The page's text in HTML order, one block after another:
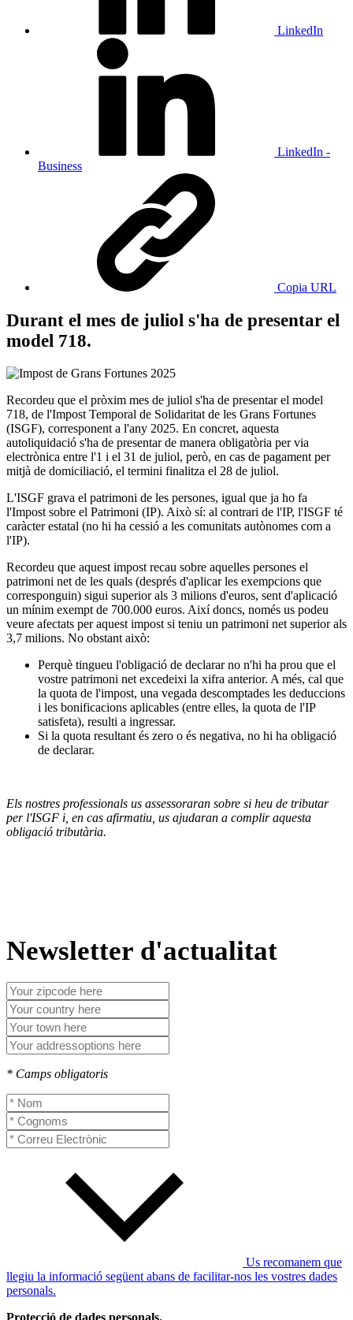
LinkedIn
LinkedIn -
Business
Copia URL
Durant el mes de juliol s'ha de presentar el
model 718.
Recordeu que el pròxim mes de juliol s'ha de presentar el model
718, de l'Impost Temporal de Solidaritat de les Grans Fortunes
(ISGF), corresponent a l'any 2025. En concret, aquesta
autoliquidació s'ha de presentar de manera obligatòria per via
electrònica entre l'1 i el 31 de juliol, però, en cas de pagament per
mitjà de domiciliació, el termini finalitza el 28 de juliol.
L'ISGF grava el patrimoni de les persones, igual que ja ho fa
l'Impost sobre el Patrimoni (IP). Això sí: al contrari de l'IP, l'ISGF té
caràcter estatal (no hi ha cessió a les comunitats autònomes com a
l'IP).
Recordeu que aquest impost recau sobre aquelles persones el
patrimoni net de les quals (després d'aplicar les exempcions que
corresponguin) sigui superior als 3 milions d'euros, sent d'aplicació
un mínim exempt de 700.000 euros. Així doncs, només us podeu
veure afectats per aquest impost si teniu un patrimoni net superior als
3,7 milions. No obstant això:
Perquè tingueu l'obligació de declarar no n'hi ha prou que el
vostre patrimoni net excedeixi la xifra anterior. A més, cal que
la quota de l'impost, una vegada descomptades les deduccions
i les bonificacions aplicables (entre elles, la quota de l'IP
satisfeta), resulti a ingressar.
Si la quota resultant és zero o és negativa, no hi ha obligació
de declarar.
Els nostres professionals us assessoraran sobre si heu de tributar
per l'ISGF i, en cas afirmatiu, us ajudaran a complir aquesta
obligació tributària.
Newsletter d'actualitat
* Camps obligatoris
Us recomanem que
llegiu la informació següent abans de facilitar-nos les vostres dades
personals.